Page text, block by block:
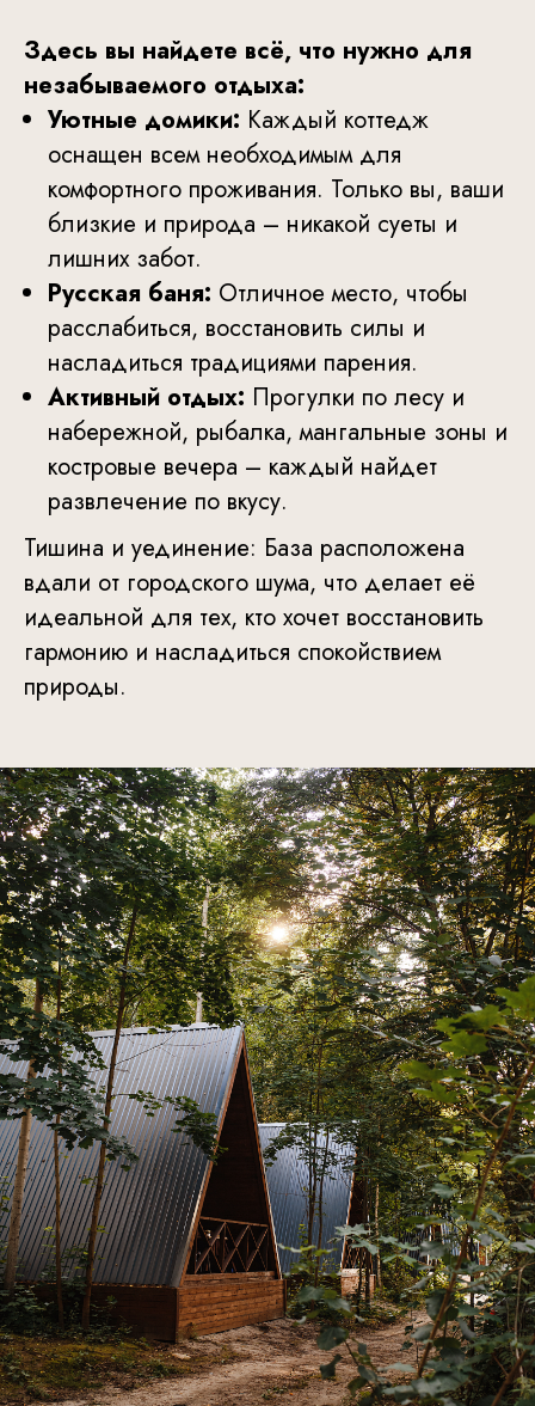
Здесь вы найдете всё, что нужно для
незабываемого отдыха:
Уютные домики: Каждый коттедж
оснащен всем необходимым для
комфортного проживания. Только вы, ваши
близкие и природа – никакой суеты и
лишних забот.
Русская баня: Отличное место, чтобы
расслабиться, восстановить силы и
насладиться традициями парения.
Активный отдых: Прогулки по лесу и
набережной, рыбалка, мангальные зоны и
костровые вечера – каждый найдет
развлечение по вкусу.
Тишина и уединение: База расположена
вдали от городского шума, что делает её
идеальной для тех, кто хочет восстановить
гармонию и насладиться спокойствием
природы.